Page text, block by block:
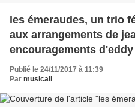
les émeraudes, un trio
aux arrangements de
encouragements d'eddy
Publié le 24/11/2017 à 11:39
Par musicali